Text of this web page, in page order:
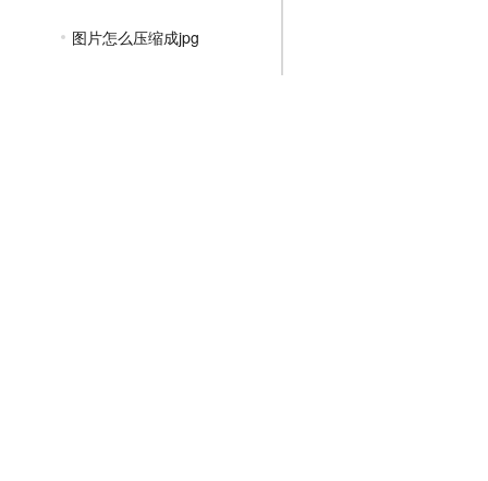
图片怎么压缩成jpg